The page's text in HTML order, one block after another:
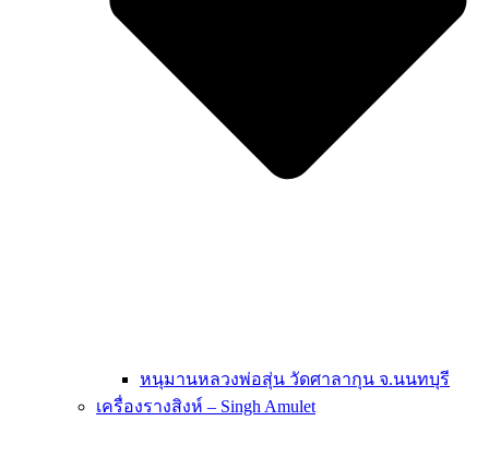
หนุมานหลวงพ่อสุ่น วัดศาลากุน จ.นนทบุรี
เครื่องรางสิงห์ – Singh Amulet